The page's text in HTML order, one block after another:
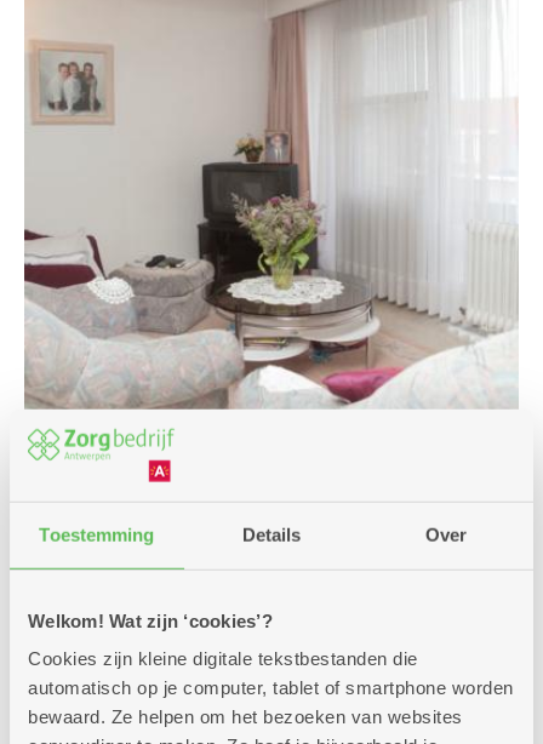
Toestemming Details Over
Welkom! Wat zijn ‘cookies’?
Cookies zijn kleine digitale tekstbestanden die
automatisch op je computer, tablet of smartphone worden
bewaard. Ze helpen om het bezoeken van websites
Type 1: Assistentiewoning
met 1 slaapkamer
servicekost) (dagprijs 11,06 euro)
Koopprijs: 152.000 euro (incl. servicekost)
Meer weten